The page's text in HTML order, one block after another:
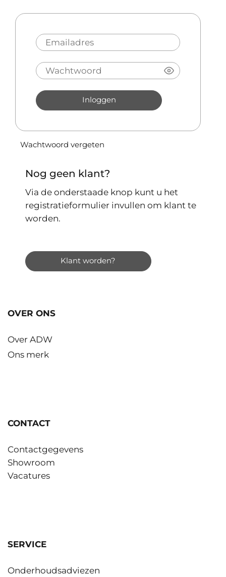
Inloggen
Wachtwoord vergeten
Nog geen klant?
Via de onderstaade knop kunt u het
registratieformulier invullen om klant te
worden.
Klant worden?
OVER ONS
Over ADW
Ons merk
CONTACT
Contactgegevens
Showroom
Vacatures
SERVICE
Onderhoudsadviezen